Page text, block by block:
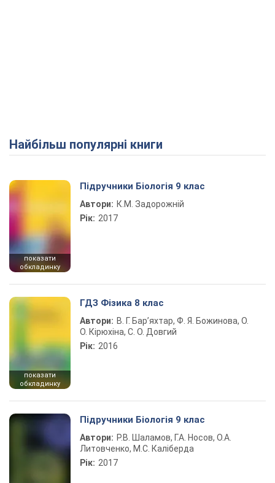
Найбільш популярні книги
показати
обкладинку
Підручники Біологія 9 клас
Автори: К.М. Задорожній
Рік: 2017
показати
обкладинку
ГДЗ Фізика 8 клас
Автори: В. Г. Бар’яхтар, Ф. Я. Божинова, О.
О. Кірюхіна, С. О. Довгий
Рік: 2016
Підручники Біологія 9 клас
Автори: Р.В. Шаламов, Г.А. Носов, О.А.
Литовченко, М.С. Каліберда
Рік: 2017